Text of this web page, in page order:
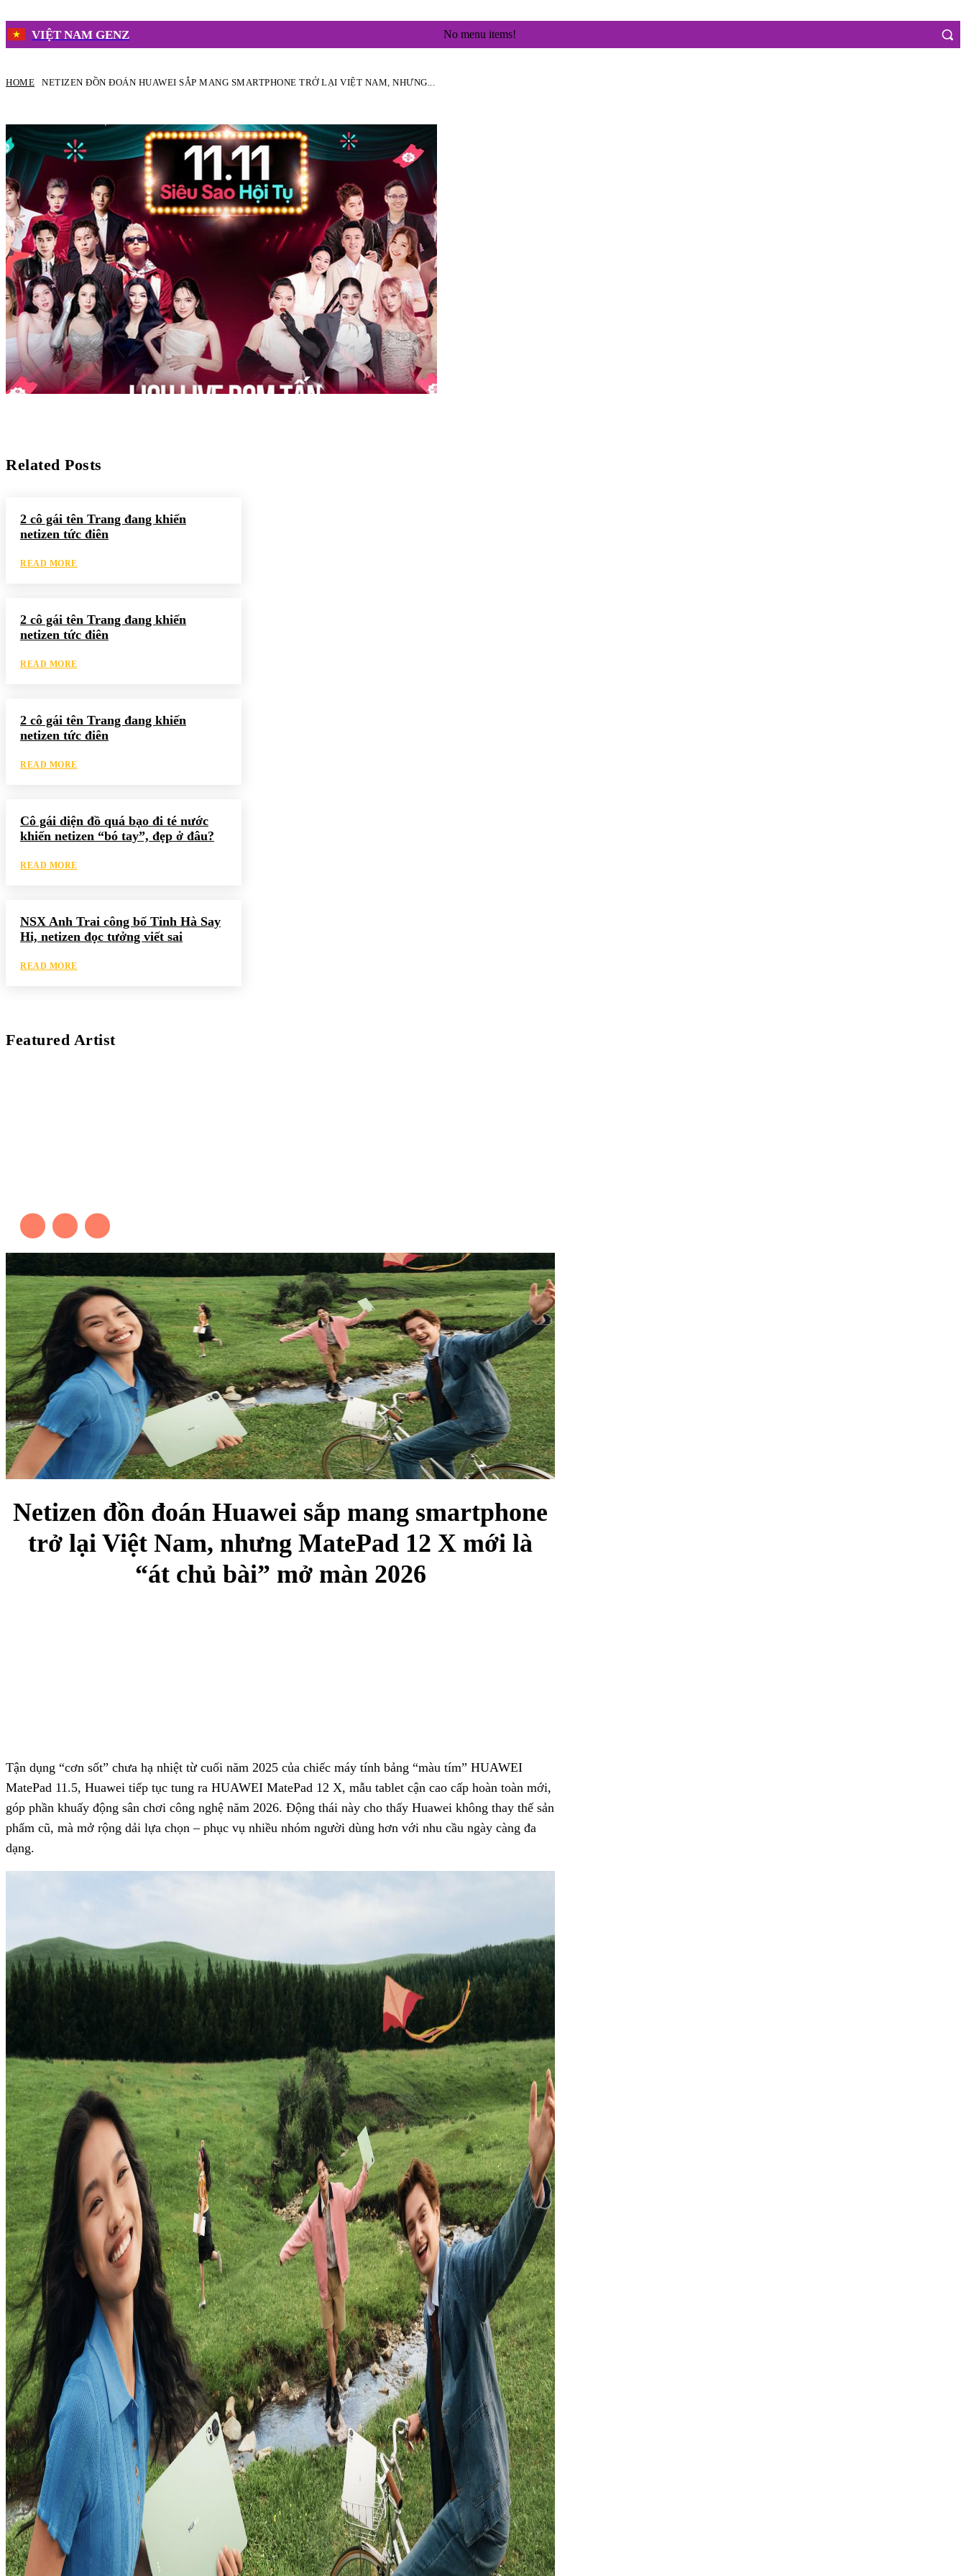
VIỆT NAM GENZ No menu items!
HOME NETIZEN ĐỒN ĐOÁN HUAWEI SẮP MANG SMARTPHONE TRỞ LẠI VIỆT NAM, NHƯNG...
Related Posts
2 cô gái tên Trang đang khiến
netizen tức điên
READ MORE
2 cô gái tên Trang đang khiến
netizen tức điên
READ MORE
2 cô gái tên Trang đang khiến
netizen tức điên
READ MORE
Cô gái diện đồ quá bạo đi té nước
khiến netizen “bó tay”, đẹp ở đâu?
READ MORE
NSX Anh Trai công bố Tinh Hà Say
Hi, netizen đọc tưởng viết sai
READ MORE
Featured Artist
Netizen đồn đoán Huawei sắp mang smartphone
trở lại Việt Nam, nhưng MatePad 12 X mới là
“át chủ bài” mở màn 2026
Tận dụng “cơn sốt” chưa hạ nhiệt từ cuối năm 2025 của chiếc máy tính bảng “màu tím” HUAWEI
MatePad 11.5, Huawei tiếp tục tung ra HUAWEI MatePad 12 X, mẫu tablet cận cao cấp hoàn toàn mới,
góp phần khuấy động sân chơi công nghệ năm 2026. Động thái này cho thấy Huawei không thay thế sản
phẩm cũ, mà mở rộng dải lựa chọn – phục vụ nhiều nhóm người dùng hơn với nhu cầu ngày càng đa
dạng.